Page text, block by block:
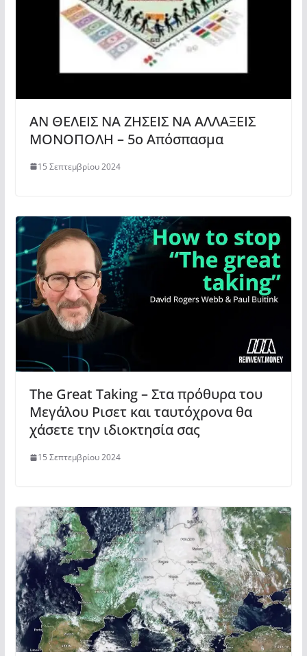
ΑΝ ΘΕΛΕΙΣ ΝΑ ΖΗΣΕΙΣ ΝΑ ΑΛΛΑΞΕΙΣ
ΜΟΝΟΠΟΛΗ – 5ο Απόσπασμα
15 Σεπτεμβρίου 2024
The Great Taking – Στα πρόθυρα του
Μεγάλου Ρισετ και ταυτόχρονα θα
χάσετε την ιδιοκτησία σας
15 Σεπτεμβρίου 2024